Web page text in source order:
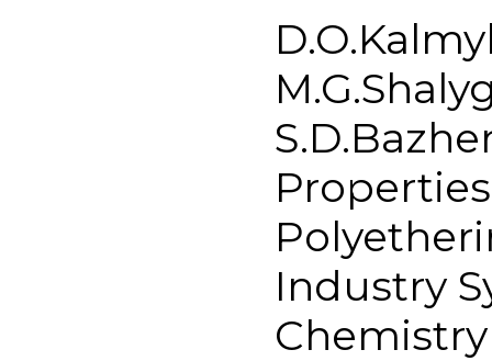
Industry
Chemistry